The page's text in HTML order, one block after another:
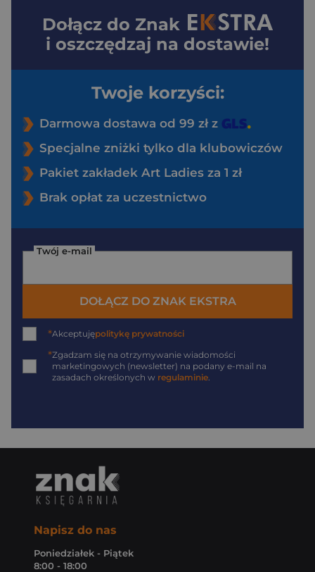
Dołącz do Znak
i oszczędzaj na dostawie!
Twoje korzyści:
Darmowa dostawa od 99 zł z
Specjalne zniżki tylko dla klubowiczów
Pakiet zakładek Art Ladies za 1 zł
Brak opłat za uczestnictwo
Twój e-mail
DOŁĄCZ DO ZNAK EKSTRA
*Akceptujępolitykę prywatności
*Zgadzam się na otrzymywanie wiadomości
marketingowych (newsletter) na podany e-mail na
zasadach określonych w regulaminie.
Napisz do nas
Poniedziałek - Piątek
8:00 - 18:00